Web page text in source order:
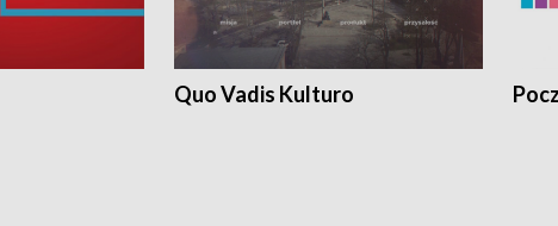
Quo Vadis Kulturo